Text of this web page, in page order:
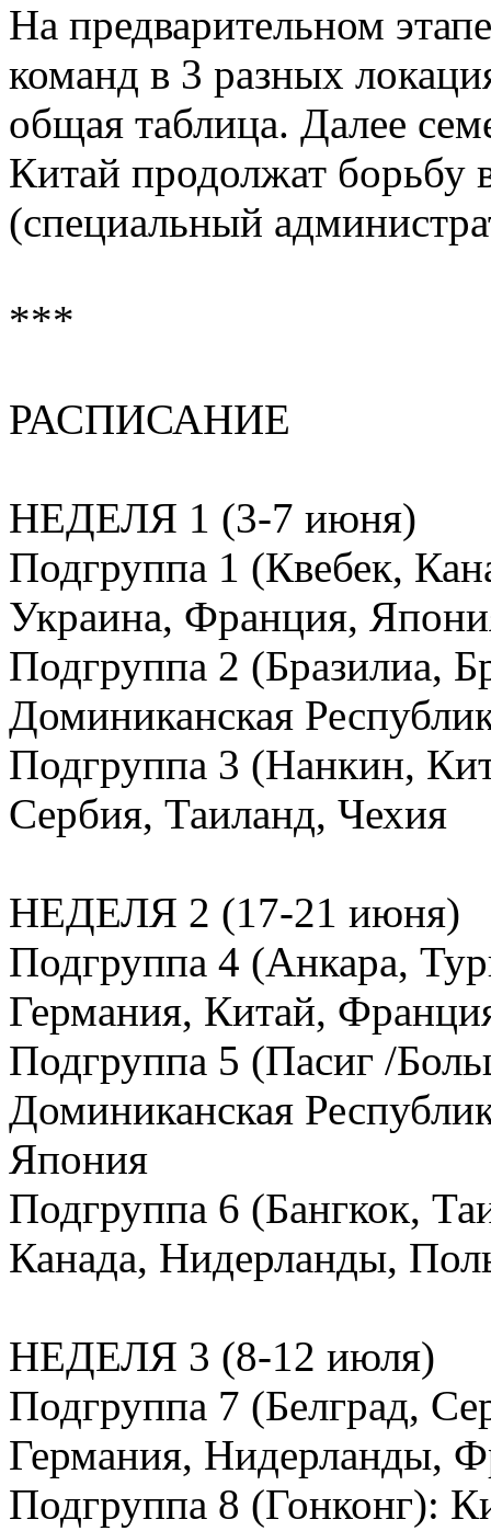
На предварительном
команд в 3 разных
общая таблица. Далее
Китай продолжат
(специальный
***
РАСПИСАНИЕ
НЕДЕЛЯ 1 (3-7 июня)
Подгруппа 1 (Квебек,
Украина, Франция,
Подгруппа 2 (Бразилиа,
Доминиканская
Подгруппа 3 (Нанкин,
Сербия, Таиланд, Чехия
НЕДЕЛЯ 2 (17-21 июня)
Подгруппа 4 (Анкара,
Германия, Китай,
Подгруппа 5 (Пасиг /
Доминиканская
Япония
Подгруппа 6 (Бангкок,
Канада, Нидерланды,
НЕДЕЛЯ 3 (8-12 июля)
Подгруппа 7 (Белград,
Германия, Нидерланды,
Подгруппа 8 (Гонконг):